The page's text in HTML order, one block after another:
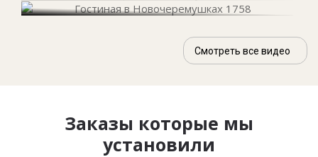
Смотреть все видео
Заказы которые мы
установили